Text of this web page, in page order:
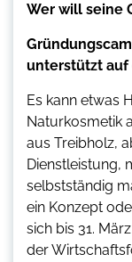
Wer will seine
unterstützt auf
Es kann etwas
Naturkosmetik
aus Treibholz,
Dienstleistung,
selbstständig
ein Konzept
sich bis 31.
der